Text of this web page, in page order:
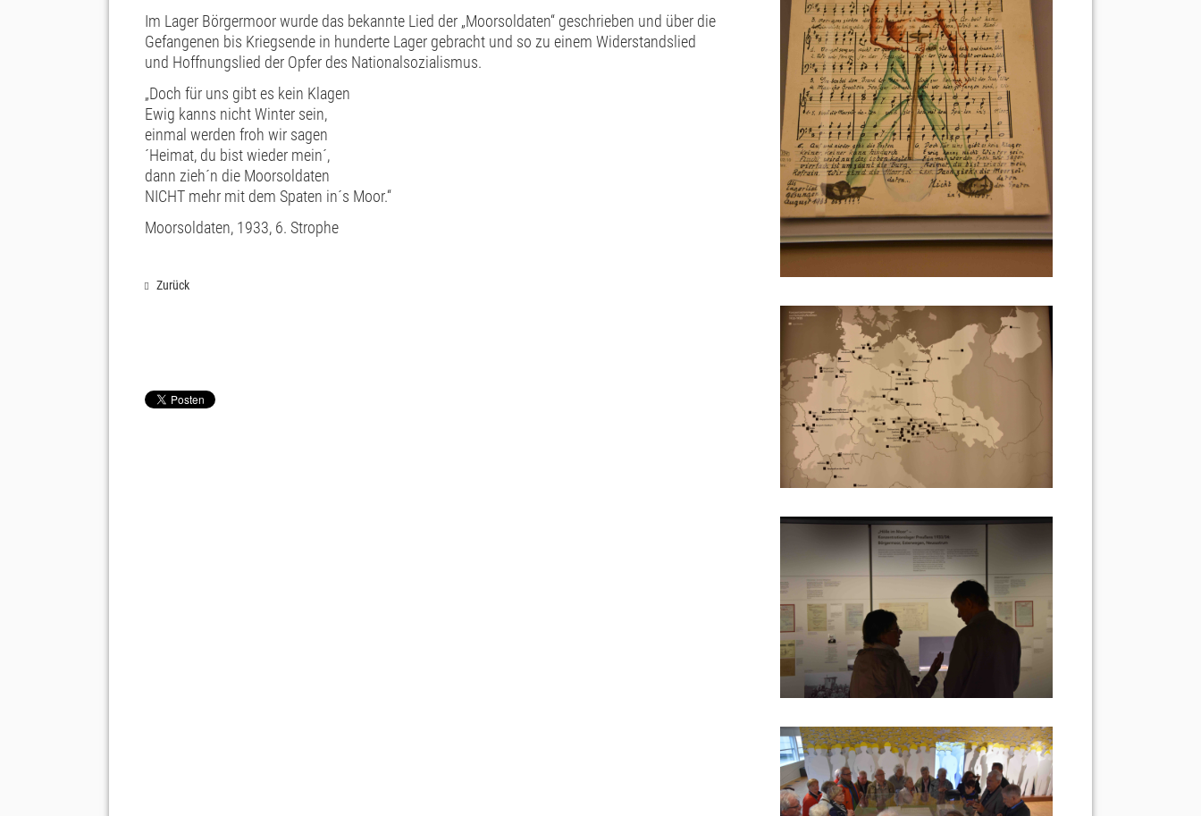
Im Lager Börgermoor wurde das bekannte Lied der „Moorsoldaten“ geschrieben und über die
Gefangenen bis Kriegsende in hunderte Lager gebracht und so zu einem Widerstandslied
und Hoffnungslied der Opfer des Nationalsozialismus.
„Doch für uns gibt es kein Klagen
Ewig kanns nicht Winter sein,
einmal werden froh wir sagen
´Heimat, du bist wieder mein´,
dann zieh´n die Moorsoldaten
NICHT mehr mit dem Spaten in´s Moor.“
Moorsoldaten, 1933, 6. Strophe
Zurück